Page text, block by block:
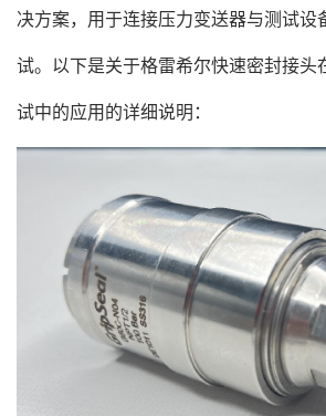
决方案，用于连接压力变送器与测试设
试。以下是关于格雷希尔快速密封接头
试中的应用的详细说明：